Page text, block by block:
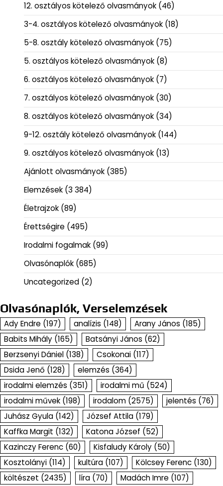
12. osztályos kötelező olvasmányok (46)
3-4. osztályos kötelező olvasmányok (18)
5-8. osztály kötelező olvasmányok (75)
5. osztályos kötelező olvasmányok (8)
6. osztályos kötelező olvasmányok (7)
7. osztályos kötelező olvasmányok (30)
8. osztályos kötelező olvasmányok (34)
9-12. osztály kötelező olvasmányok (144)
9. osztályos kötelező olvasmányok (13)
Ajánlott olvasmányok (385)
Elemzések (3 384)
Életrajzok (89)
Érettségire (495)
Irodalmi fogalmak (99)
Olvasónaplók (685)
Uncategorized (2)
Olvasónaplók, Verselemzések
Ady Endre (197) analízis (148) Arany János (185)
Babits Mihály (165) Batsányi János (62)
Berzsenyi Dániel (138) Csokonai (117)
Dsida Jenő (128) elemzés (364)
irodalmi elemzés (351) irodalmi mű (524)
irodalmi művek (198) irodalom (2575) jelentés (76)
Juhász Gyula (142) József Attila (179)
Kaffka Margit (132) Katona József (52)
Kazinczy Ferenc (60) Kisfaludy Károly (50)
Kosztolányi (114) kultúra (107) Kölcsey Ferenc (130)
költészet (2435) líra (70) Madách Imre (107)